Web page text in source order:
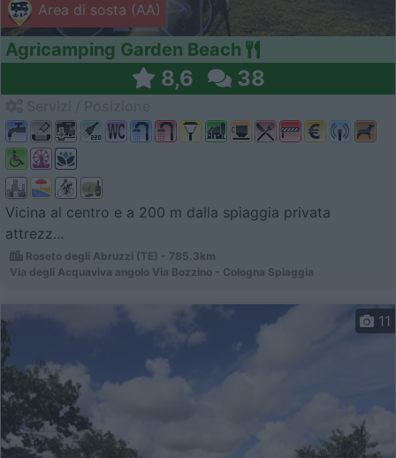
Area di sosta (AA)
Agricamping Garden Beach
8,6 38
Vicina al centro e a 200 m dalla spiaggia privata
attrezz...
Roseto degli Abruzzi (TE) - 785.3km
Via degli Acquaviva angolo Via Bozzino - Cologna Spiaggia
11